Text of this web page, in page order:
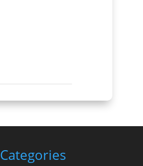
Categories